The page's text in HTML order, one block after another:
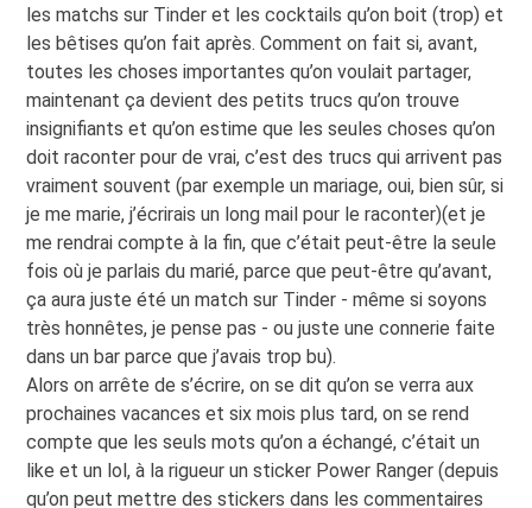
les matchs sur Tinder et les cocktails qu’on boit (trop) et
les bêtises qu’on fait après. Comment on fait si, avant,
toutes les choses importantes qu’on voulait partager,
maintenant ça devient des petits trucs qu’on trouve
insignifiants et qu’on estime que les seules choses qu’on
doit raconter pour de vrai, c’est des trucs qui arrivent pas
vraiment souvent (par exemple un mariage, oui, bien sûr, si
je me marie, j’écrirais un long mail pour le raconter)(et je
me rendrai compte à la fin, que c’était peut-être la seule
fois où je parlais du marié, parce que peut-être qu’avant,
ça aura juste été un match sur Tinder - même si soyons
très honnêtes, je pense pas - ou juste une connerie faite
dans un bar parce que j’avais trop bu).
Alors on arrête de s’écrire, on se dit qu’on se verra aux
prochaines vacances et six mois plus tard, on se rend
compte que les seuls mots qu’on a échangé, c’était un
like et un lol, à la rigueur un sticker Power Ranger (depuis
qu’on peut mettre des stickers dans les commentaires